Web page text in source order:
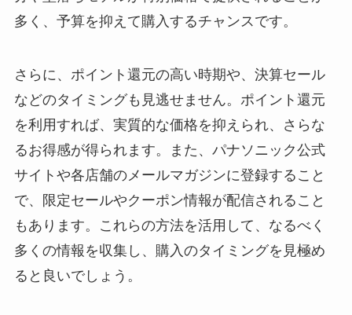
多く、予算を抑えて購入するチャンスです。
さらに、ポイント還元の高い時期や、決算セール
などのタイミングも見逃せません。ポイント還元
を利用すれば、実質的な価格を抑えられ、さらな
るお得感が得られます。また、パナソニック公式
サイトや各店舗のメールマガジンに登録すること
で、限定セールやクーポン情報が配信されること
もあります。これらの方法を活用して、なるべく
多くの情報を収集し、購入のタイミングを見極め
ると良いでしょう。